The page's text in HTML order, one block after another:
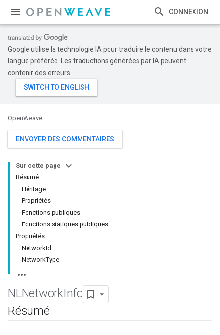
CONNEXION
Google utilise la technologie IA pour traduire le contenu dans votre
langue préférée. Les traductions générées par IA peuvent
contenir des erreurs.
OpenWeave
ENVOYER DES COMMENTAIRES
Sur cette page
Résumé
Héritage
Propriétés
Fonctions publiques
Fonctions statiques publiques
Propriétés
NetworkId
NetworkType
NLNetworkInfo
Résumé